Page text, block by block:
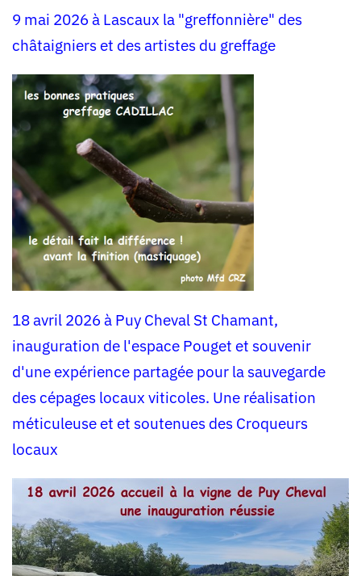
9 mai 2026 à Lascaux la "greffonnière" des
châtaigniers et des artistes du greffage
18 avril 2026 à Puy Cheval St Chamant,
inauguration de l'espace Pouget et souvenir
d'une expérience partagée pour la sauvegarde
des cépages locaux viticoles. Une réalisation
méticuleuse et et soutenues des Croqueurs
locaux